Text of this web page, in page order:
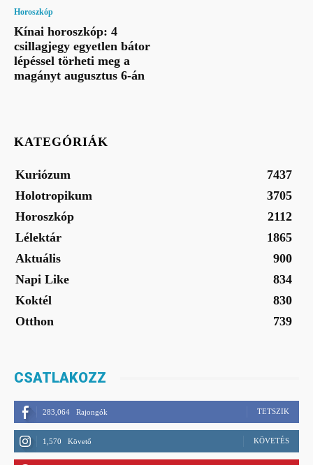
Horoszkóp
Kínai horoszkóp: 4
csillagjegy egyetlen bátor
lépéssel törheti meg a
magányt augusztus 6-án
KATEGÓRIÁK
Kuriózum
7437
Holotropikum
3705
Horoszkóp
2112
Lélektár
1865
Aktuális
900
Napi Like
834
Koktél
830
Otthon
739
CSATLAKOZZ
283,064 Rajongók TETSZIK
1,570 Követő KÖVETÉS